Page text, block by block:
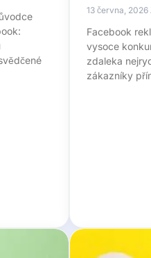
13 června, 2026
Facebook
vysoce
zdaleka
zákazníky